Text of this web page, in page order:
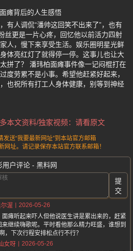
瘫背后的人生感悟
有人调侃“潘帅这回笑不出来了”，也有
丝更是一片心疼，回忆他以前活力四射
人，慢下来享受生活。娱乐圈明星光鲜
体亮红灯了就得停一停。这事儿也让大
拼了？ 潘玮柏面瘫事件像一记闷棍打在
度劳累不是小事。希望他赶紧好起来，
也祝所有打工人身体健康，别等到神经
本文资料/独家视频：请看原文
送“我要最新网址”到本站官方邮箱
址。请记录保存本站官方联系邮箱！
用户评论 - 黑料网
提
交
渥
2026-05-26
瘫听起来吓人但他说医生讲是累出来的，赶紧
继续嗨歌呢。平时看他那么精力旺盛，谁想到
，下次行程安排松点行不行？
女呀
2026-05-26